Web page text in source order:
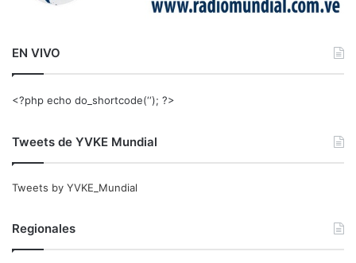
EN VIVO
<?php echo do_shortcode(‘‘); ?>
Tweets de YVKE Mundial
Tweets by YVKE_Mundial
Regionales